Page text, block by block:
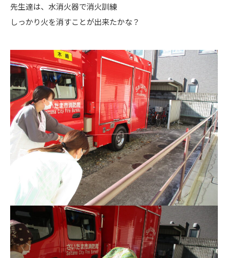
先生達は、水消火器で消火訓練
しっかり火を消すことが出来たかな？